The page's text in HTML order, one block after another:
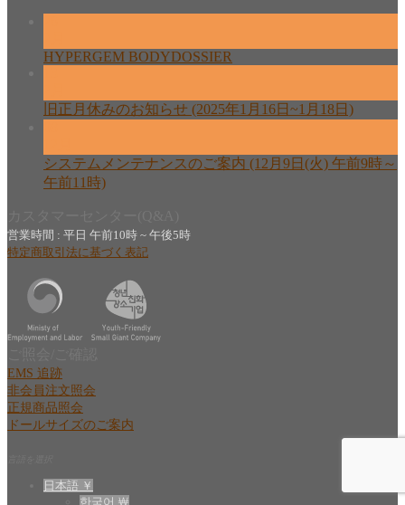
HYPERGEM BODYDOSSIER
旧正月休みのお知らせ (2025年1月16日~1月18日)
システムメンテナンスのご案内 (12月9日(火) 午前9時～
午前11時)
営業時間 : 平日 午前10時 ~ 午後5時
特定商取引法に基づく表記
EMS 追跡
非会員注文照会
正規商品照会
ドールサイズのご案内
日本語 ￥
한국어 ￦